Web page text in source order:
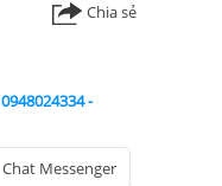
Chia sẻ
0948024334-
Chat Messenger